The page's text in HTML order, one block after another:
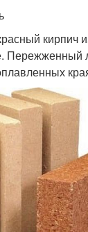
кирпич
Пережженный